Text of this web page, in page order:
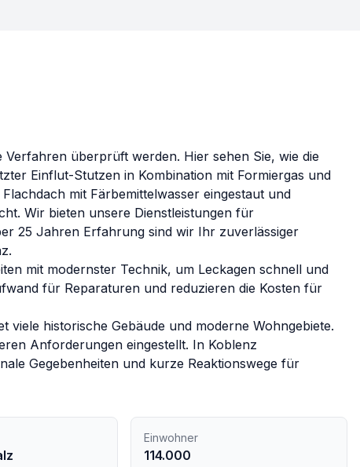
überprüft werden. Hier sehen Sie, wie die
Einflut-Stutzen in Kombination mit Formiergas und
mit Färbemittelwasser eingestaut und
Wir bieten unsere Dienstleistungen für
25 Jahren Erfahrung sind wir Ihr zuverlässiger
.
mit modernster Technik, um Leckagen schnell und
für Reparaturen und reduzieren die Kosten für
viele historische Gebäude und moderne Wohngebiete.
Anforderungen eingestellt. In Koblenz
Gegebenheiten und kurze Reaktionswege für
Einwohner
114.000